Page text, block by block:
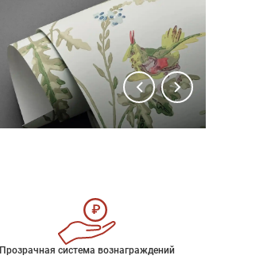
Прозрачная система вознаграждений